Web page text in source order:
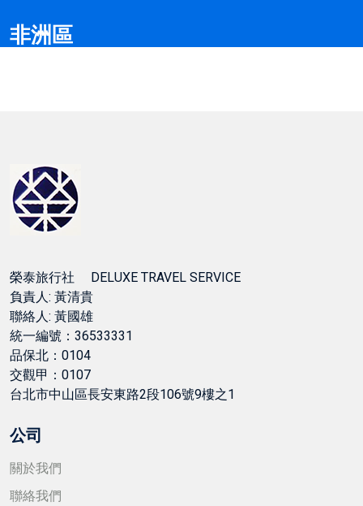
非洲區
榮泰旅行社 DELUXE TRAVEL SERVICE
負責人: 黃清貴
聯絡人: 黃國雄
統一編號：36533331
品保北：0104
交觀甲：0107
台北市中山區長安東路2段106號9樓之1
公司
關於我們
聯絡我們